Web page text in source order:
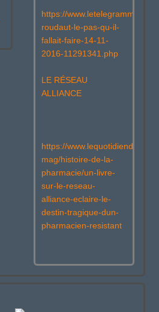
https://www.letelegramme.fr/
roudaut-le-pas-qu-il-
fallait-faire-14-11-
2016-11291341.php
LE RÉSEAU
ALLIANCE
https://
mag/histoire-de-la-
pharmacie/un-livre-
sur-le-reseau-
alliance-eclaire-le-
destin-tragique-dun-
pharmacien-resistant